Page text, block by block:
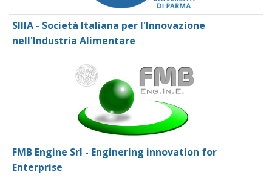
SIIIA - Società Italiana per l'Innovazione
nell'Industria Alimentare
FMB Engine Srl - Enginering innovation for
Enterprise